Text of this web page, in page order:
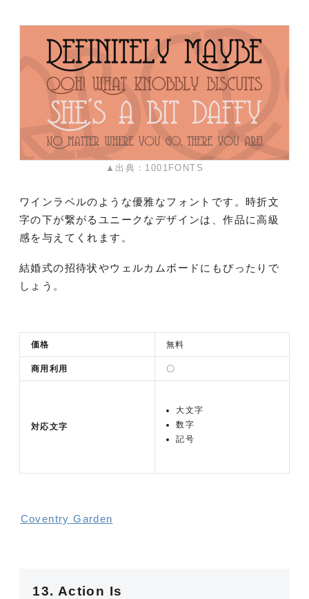
▲出典：1001FONTS
ワインラベルのような優雅なフォントです。時折文
字の下が繋がるユニークなデザインは、作品に高級
感を与えてくれます。
結婚式の招待状やウェルカムボードにもぴったりで
しょう。
価格 無料
商用利用 〇
対応文字
大文字
数字
記号
Coventry Garden
13. Action Is